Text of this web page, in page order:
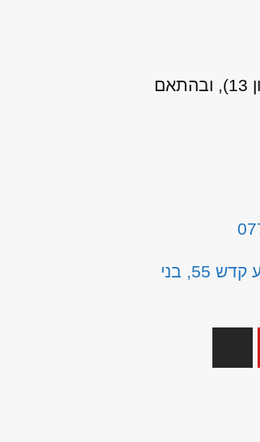
אני מאשר/ת כי ידוע לי שהפרטים שמסרתי יישמרו ויעובדו בהתאם לחוק הגנת הפרטיות, התשמ"א–1981 (כולל תיקון 13), ובהתאם
כתובת: רחוב מבצע קדש 55, בני